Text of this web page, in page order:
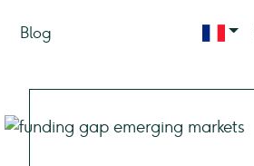
Blog